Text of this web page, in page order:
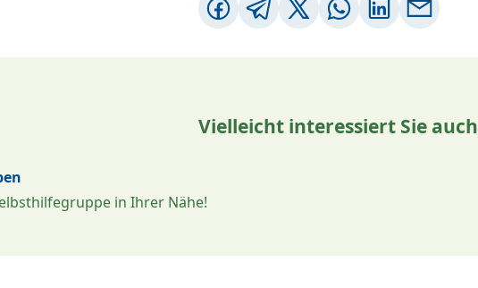
Vielleicht interessiert Sie auch
in Ihrer Nähe!